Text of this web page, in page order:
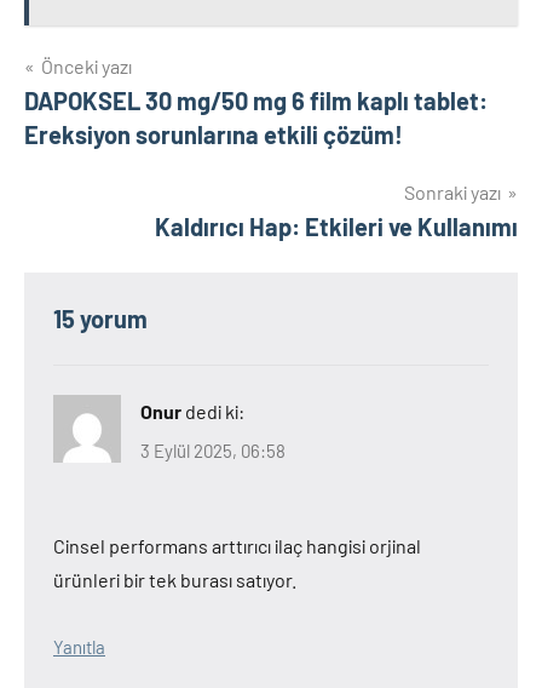
Yazı
gezinmesi
Önceki yazı
DAPOKSEL 30 mg/50 mg 6 film kaplı tablet:
Ereksiyon sorunlarına etkili çözüm!
Sonraki yazı
Kaldırıcı Hap: Etkileri ve Kullanımı
15 yorum
Onur dedi ki:
3 Eylül 2025, 06:58
Cinsel performans arttırıcı ilaç hangisi orjinal
ürünleri bir tek burası satıyor.
Yanıtla